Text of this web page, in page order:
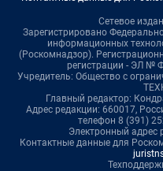
Сетевое
Зарегистрировано
информационных
(Роскомнадзор).
регистрации - ЭЛ №
Учредитель: Общество с
Главный редактор:
Адрес редакции: 660017,
телефон 8 (391)
Электронный адрес
Контактные данные для